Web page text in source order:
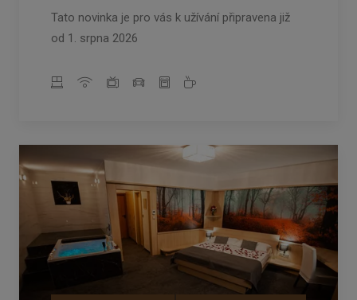
Tato novinka je pro vás k užívání připravena již
od 1. srpna 2026